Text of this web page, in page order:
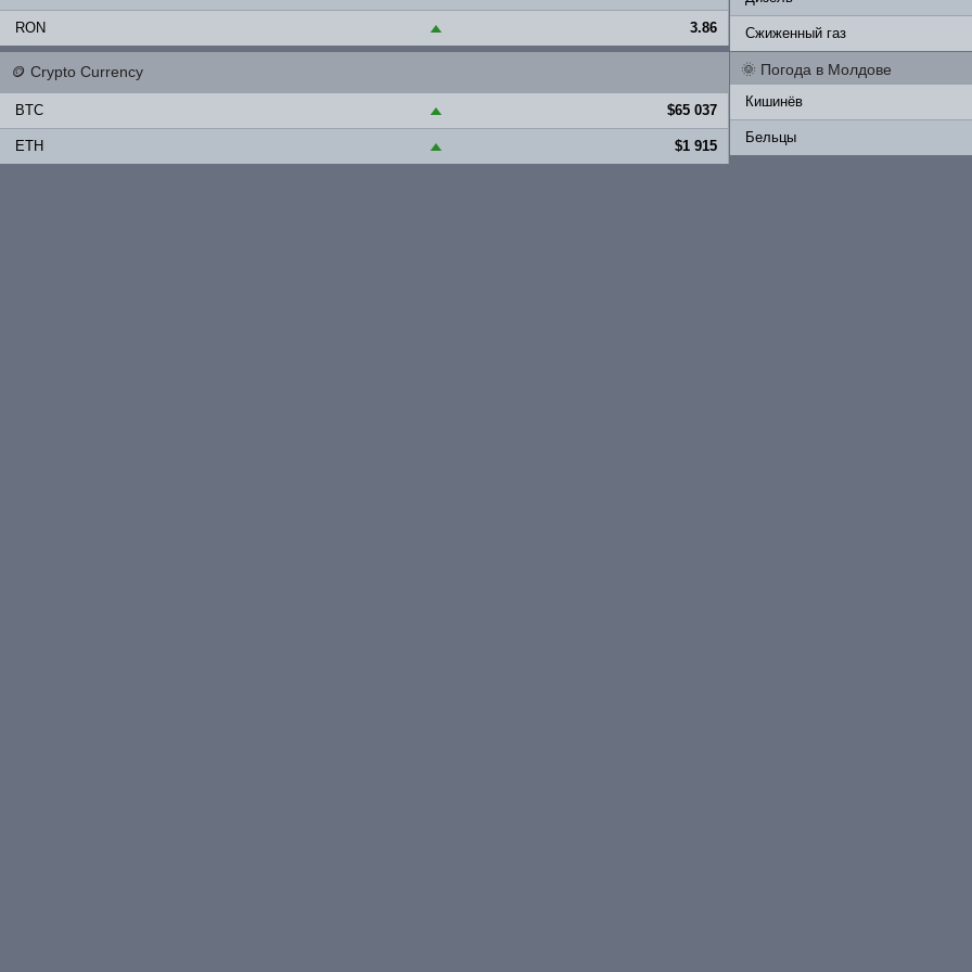
RON ▲ 3.86 Сжиженный газ
🪙 Crypto Currency
BTC ▲ $65 037
ETH ▲ $1 915
🌞 Погода в Молдове
Кишинёв
Бельцы